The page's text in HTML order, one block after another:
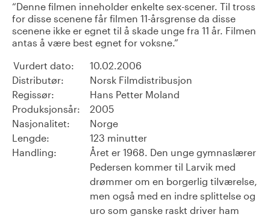
Denne filmen inneholder enkelte sex-scener. Til tross
for disse scenene får filmen 11-årsgrense da disse
scenene ikke er egnet til å skade unge fra 11 år. Filmen
antas å være best egnet for voksne.
Vurdert dato:
10.02.2006
Distributør:
Norsk Filmdistribusjon
Regissør:
Hans Petter Moland
Produksjonsår:
2005
Nasjonalitet:
Norge
Lengde:
123 minutter
Handling:
Året er 1968. Den unge gymnaslærer
Pedersen kommer til Larvik med
drømmer om en borgerlig tilværelse,
men også med en indre splittelse og
uro som ganske raskt driver ham